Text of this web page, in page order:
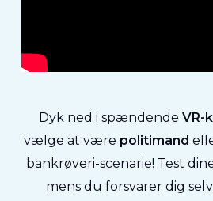
Dyk ned i spændende VR-
vælge at være politimand
bankrøveri-scenarie! Test
mens du forsvarer dig